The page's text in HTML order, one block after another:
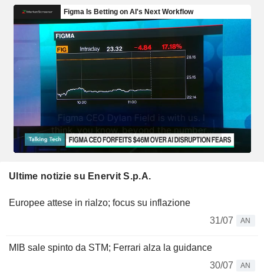
Ultime notizie su Enervit S.p.A.
Europee attese in rialzo; focus su inflazione
31/07
AN
MIB sale spinto da STM; Ferrari alza la guidance
30/07
AN